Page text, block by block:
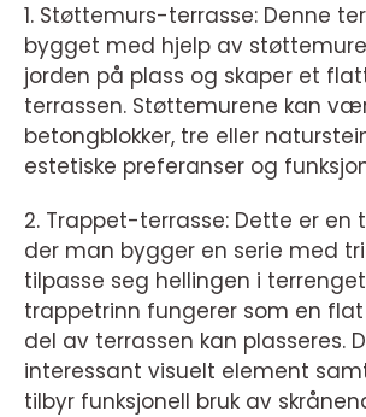
1. Støttemurs-terrasse: Denne
bygget med hjelp av
jorden på plass og skaper et
terrassen. Støttemurene kan
betongblokker, tre eller
estetiske preferanser og
2. Trappet-terrasse: Dette er en
der man bygger en serie med
tilpasse seg hellingen i
trappetrinn fungerer som en
del av terrassen kan plasseres.
interessant visuelt element
tilbyr funksjonell bruk av